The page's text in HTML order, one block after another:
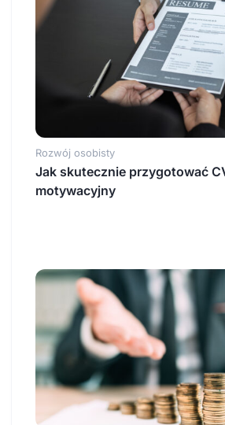
Rozwój osobisty
Jak skutecznie przygotować
motywacyjny